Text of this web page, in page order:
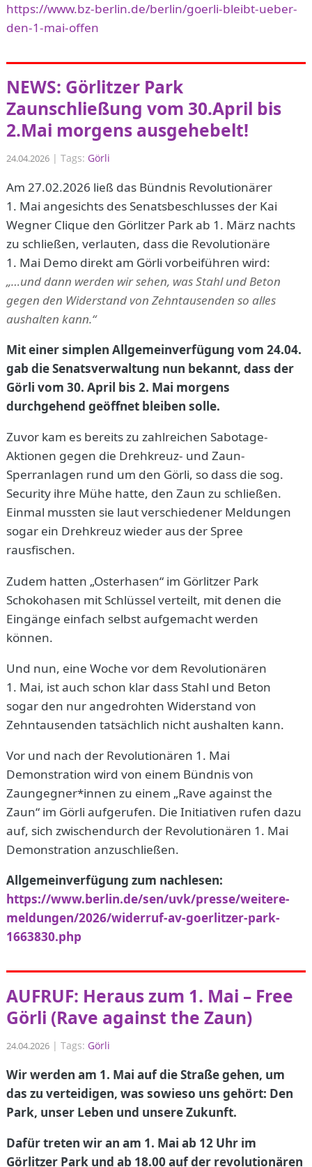
https://www.bz-berlin.de/berlin/goerli-bleibt-ueber-
den-1-mai-offen
NEWS: Görlitzer Park
Zaunschließung vom 30.April bis
2.Mai morgens ausgehebelt!
24.04.2026 |Tags: Görli
Am 27.02.2026 ließ das Bündnis Revolutionärer
1. Mai angesichts des Senatsbeschlusses der Kai
Wegner Clique den Görlitzer Park ab 1. März nachts
zu schließen, verlauten, dass die Revolutionäre
1. Mai Demo direkt am Görli vorbeiführen wird:
„…und dann werden wir sehen, was Stahl und Beton
gegen den Widerstand von Zehntausenden so alles
aushalten kann.“
Mit einer simplen Allgemeinverfügung vom 24.04.
gab die Senatsverwaltung nun bekannt, dass der
Görli vom 30. April bis 2. Mai morgens
durchgehend geöffnet bleiben solle.
Zuvor kam es bereits zu zahlreichen Sabotage-
Aktionen gegen die Drehkreuz- und Zaun-
Sperranlagen rund um den Görli, so dass die sog.
Security ihre Mühe hatte, den Zaun zu schließen.
Einmal mussten sie laut verschiedener Meldungen
sogar ein Drehkreuz wieder aus der Spree
rausfischen.
Zudem hatten „Osterhasen“ im Görlitzer Park
Schokohasen mit Schlüssel verteilt, mit denen die
Eingänge einfach selbst aufgemacht werden
können.
Und nun, eine Woche vor dem Revolutionären
1. Mai, ist auch schon klar dass Stahl und Beton
sogar den nur angedrohten Widerstand von
Zehntausenden tatsächlich nicht aushalten kann.
Vor und nach der Revolutionären 1. Mai
Demonstration wird von einem Bündnis von
Zaungegner*innen zu einem „Rave against the
Zaun“ im Görli aufgerufen. Die Initiativen rufen dazu
auf, sich zwischendurch der Revolutionären 1. Mai
Demonstration anzuschließen.
Allgemeinverfügung zum nachlesen:
https://www.berlin.de/sen/uvk/presse/weitere-
meldungen/2026/widerruf-av-goerlitzer-park-
1663830.php
AUFRUF: Heraus zum 1. Mai – Free
Görli (Rave against the Zaun)
24.04.2026 |Tags: Görli
Wir werden am 1. Mai auf die Straße gehen, um
das zu verteidigen, was sowieso uns gehört: Den
Park, unser Leben und unsere Zukunft.
Dafür treten wir an am 1. Mai ab 12 Uhr im
Görlitzer Park und ab 18.00 auf der revolutionären